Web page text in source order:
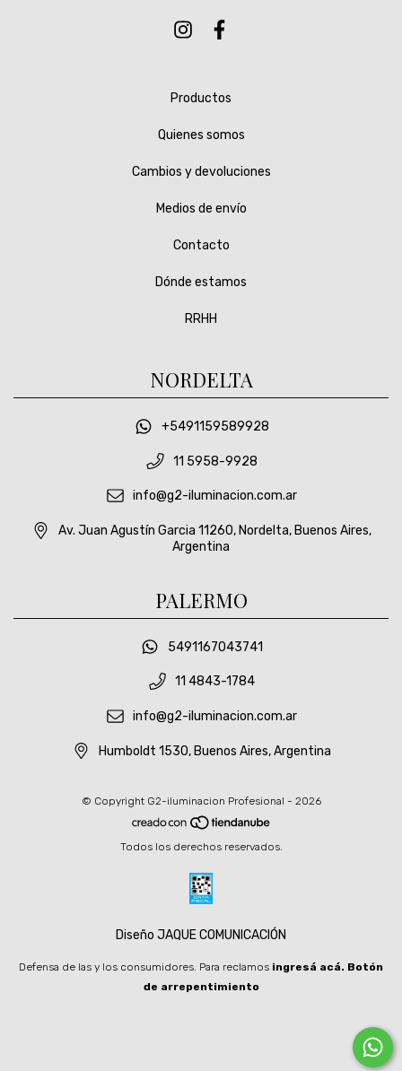
Productos
Quienes somos
Cambios y devoluciones
Medios de envío
Contacto
Dónde estamos
RRHH
NORDELTA
+5491159589928
11 5958-9928
info@g2-iluminacion.com.ar
Av. Juan Agustín Garcia 11260, Nordelta, Buenos Aires,
Argentina
PALERMO
5491167043741
11 4843-1784
info@g2-iluminacion.com.ar
Humboldt 1530, Buenos Aires, Argentina
© Copyright G2-iluminacion Profesional - 2026
Todos los derechos reservados.
Diseño JAQUE COMUNICACIÓN
Defensa de las y los consumidores. Para reclamos ingresá acá. Botón
de arrepentimiento